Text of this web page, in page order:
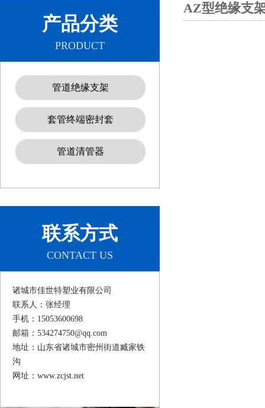
产品分类
PRODUCT
管道绝缘支架
套管终端密封套
管道清管器
联系方式
CONTACT US
诸城市佳世特塑业有限公司
联系人：张经理
手机：15053600698
邮箱：534274750@qq.com
地址：山东省诸城市密州街道臧家铁
沟
网址：www.zcjst.net
AZ型绝缘支